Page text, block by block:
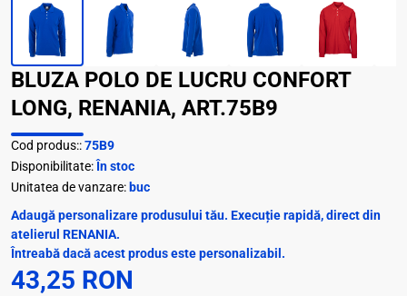
BLUZA POLO DE LUCRU CONFORT
LONG, RENANIA, ART.75B9
Cod produs::75B9
Disponibilitate: În stoc
Unitatea de vanzare: buc
Adaugă personalizare produsului tău. Execuție rapidă, direct din
atelierul RENANIA.
Întreabă dacă acest produs este personalizabil.
43,25 RON